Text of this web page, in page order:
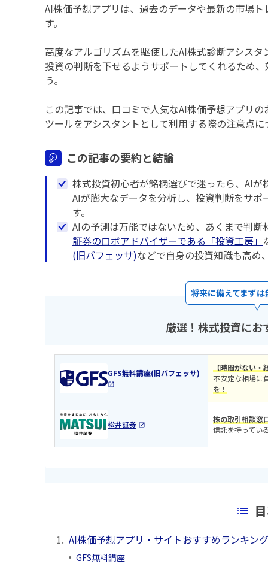
AI株価予想アプリは、過去のデータや最新の市場
す。
高度なアルゴリズムを駆使したAI株式診断アシス
投資の判断を下せるようサポートしてくれるため
う。
この記事では、口コミで人気なAI株価予想アプリ
ツールをアシスタントとして利用する際の注意点
この記事の要約と結論
株式投資初心者が銘柄選びで迷ったら、AI
AIが膨大なデータを分析し、投資判断をサ
す。
AIの予測は万能ではないため、あくまで判
証券のロボアドバイザーである「投資工房」
(旧バフェッサ)などで自身の投資知識も高め
将来に備えてまず
厳選！株式投資にお
GFS無料講座(旧バフェッサ)
【時間がない
不安定な相場に
を！
松井証券
株の取引相談窓
信託を持ってい
1. AI株価予想アプリ・サイトおすすめランキン
GFS無料講座